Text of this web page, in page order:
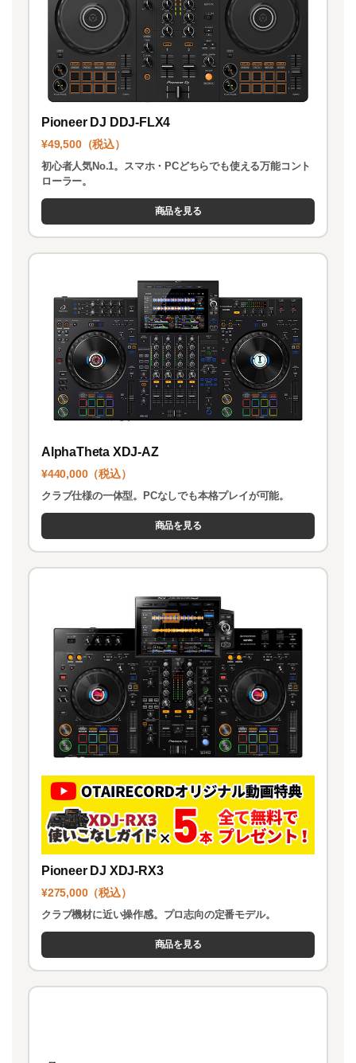
Pioneer DJ DDJ-FLX4
¥49,500（税込）
初心者人気No.1。スマホ・PCどちらでも使える万能コント
ローラー。
商品を見る
AlphaTheta XDJ-AZ
¥440,000（税込）
クラブ仕様の一体型。PCなしでも本格プレイが可能。
商品を見る
Pioneer DJ XDJ-RX3
¥275,000（税込）
クラブ機材に近い操作感。プロ志向の定番モデル。
商品を見る